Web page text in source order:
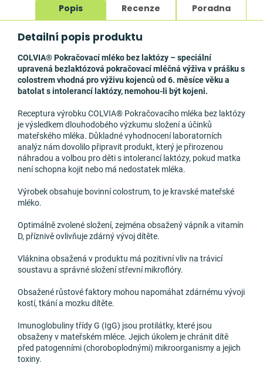
Popis Recenze Poradna
Detailní popis produktu
COLVIA® Pokračovací mléko bez laktózy – speciální
upravená bezlaktózová pokračovací mléčná výživa v prášku s
colostremvhodná pro výživu kojenců od 6. měsíce věku a
batolat s intolerancí laktózy, nemohou-li být kojeni.
Receptura výrobku COLVIA® Pokračovacího mléka bez laktózy
je výsledkem dlouhodobého výzkumu složení a účinků
mateřského mléka. Důkladné vyhodnocení laboratorních
analýz nám dovolilo připravit produkt, který je přirozenou
náhradou a volbou pro děti s intolerancí laktózy, pokud matka
není schopna kojit nebo má nedostatek mléka.
Výrobek obsahuje bovinní colostrum, to je kravské mateřské
mléko.
Optimálně zvolené složení, zejména obsažený vápník a vitamín
D, příznivě ovlivňuje zdárný vývoj dítěte.
Vláknina obsažená v produktu má pozitivní vliv na trávicí
soustavu a správné složení střevní mikroflóry.
Obsažené růstové faktory mohou napomáhat zdárnému vývoji
kostí, tkání a mozku dítěte.
Imunoglobuliny třídy G (IgG) jsou protilátky, které jsou
obsaženy v mateřském mléce. Jejich úkolem je chránit dítě
před patogenními (choroboplodnými) mikroorganismy a jejich
toxiny.